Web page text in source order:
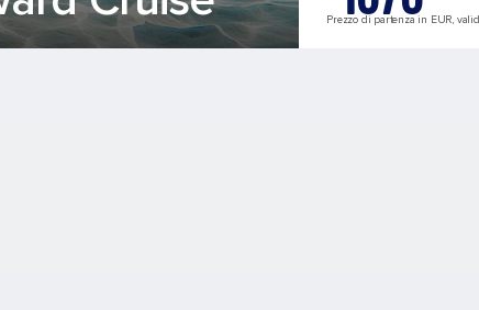
Prezzo di partenza in EUR,